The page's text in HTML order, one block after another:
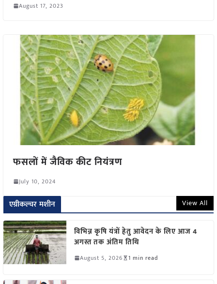
August 17, 2023
फसलों में जैविक कीट नियंत्रण
July 10, 2024
एग्रीकल्चर मशीन View All
विभिन्न कृषि यंत्रों हेतु आवेदन के लिए आज 4
अगस्त तक अंतिम तिथि
August 5, 2026 1 min read